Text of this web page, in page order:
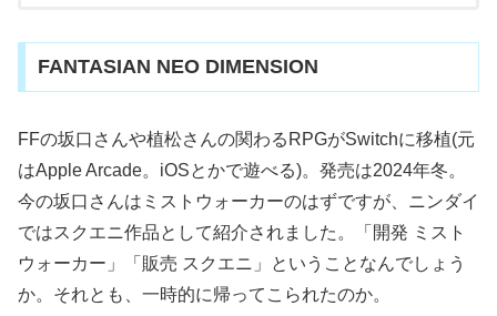
FANTASIAN NEO DIMENSION
FFの坂口さんや植松さんの関わるRPGがSwitchに移植(元
はApple Arcade。iOSとかで遊べる)。発売は2024年冬。
今の坂口さんはミストウォーカーのはずですが、ニンダイ
ではスクエニ作品として紹介されました。「開発 ミスト
ウォーカー」「販売 スクエニ」ということなんでしょう
か。それとも、一時的に帰ってこられたのか。